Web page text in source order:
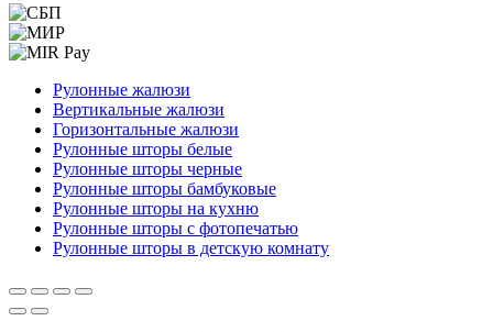
Рулонные жалюзи
Вертикальные жалюзи
Горизонтальные жалюзи
Рулонные шторы белые
Рулонные шторы черные
Рулонные шторы бамбуковые
Рулонные шторы на кухню
Рулонные шторы с фотопечатью
Рулонные шторы в детскую комнату